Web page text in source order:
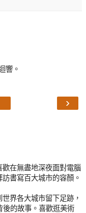
響。
›
在無盡地深夜面對電腦
書寫百大城市的容顏。
界各大城市留下足跡，
後的故事。喜歡逛美術